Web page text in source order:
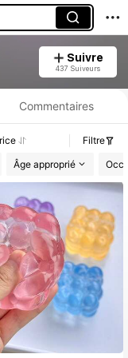
Suivre
437 Suiveurs
les ventes et le stock.
Commentaires
Filtre
Âge approprié